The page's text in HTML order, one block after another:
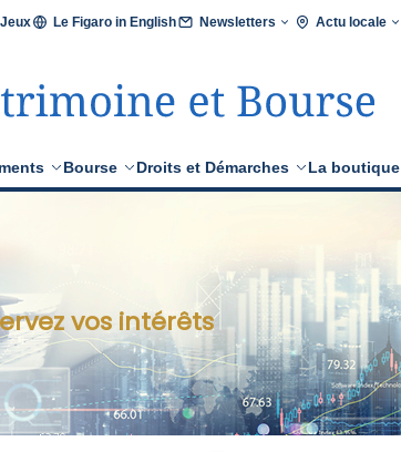
Jeux Le Figaro in English Newsletters Actu locale
Bourse Droits et Démarches La boutique
vos intérêts